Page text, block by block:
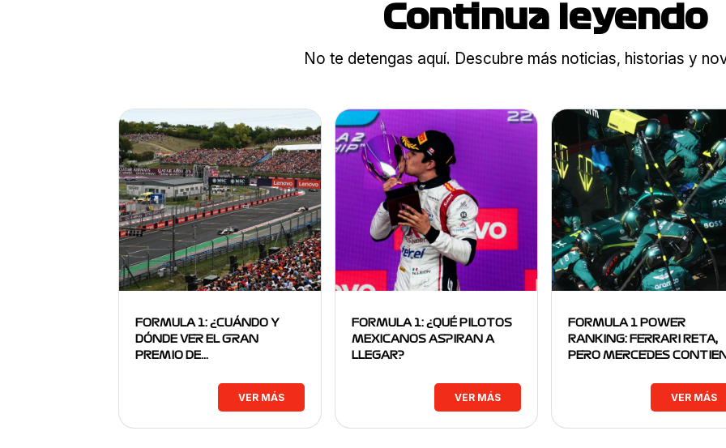
Continua leyendo
No te detengas aquí. Descubre más noticias, historias y
FORMULA 1: ¿CUÁNDO Y
DÓNDE VER EL GRAN
PREMIO DE…
VER MÁS
FORMULA 1: ¿QUÉ PILOTOS
MEXICANOS ASPIRAN A
LLEGAR?
VER MÁS
FORMULA 1 POWER
RANKING: FERRARI RETA,
PERO MERCEDES
VER MÁS